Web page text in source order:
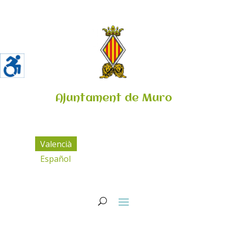
Ajuntament de Muro
Valencià
Español